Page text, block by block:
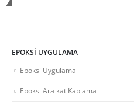
EPOKSI UYGULAMA
Epoksi Uygulama
Epoksi Ara kat Kaplama